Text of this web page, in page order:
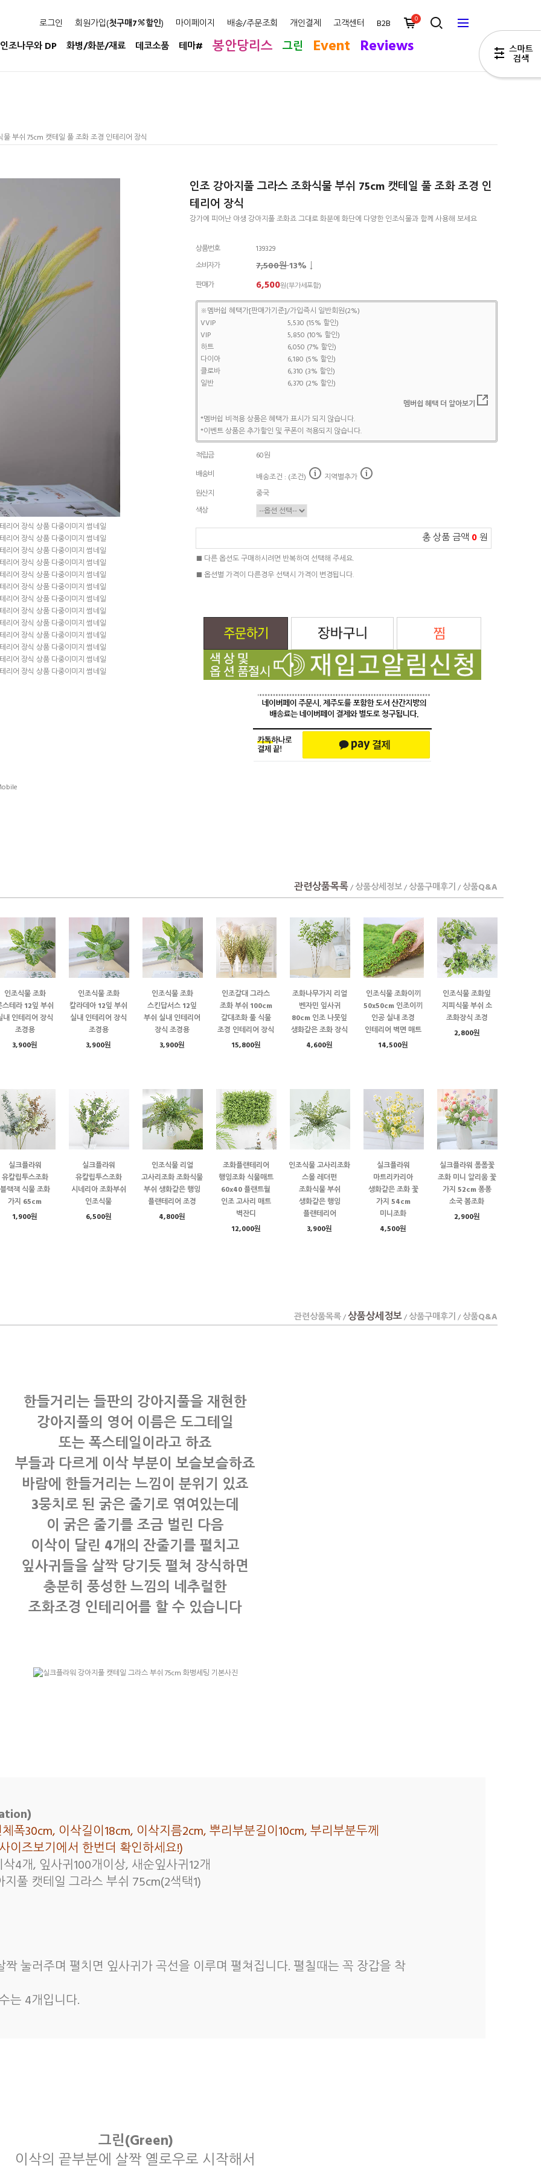
로그인 회원가입(첫구매7 할인) 마이페이지 배송/주문조회 개인결제 고객센터 B2B 0
인조나무와 DP 화병/화분/재료 데코소품 테마# 봉안당리스 그린 Event Reviews
부쉬 75cm 캣테일 풀 조화 조경 인테리어 장식
인조 강아지풀 그라스 조화식물 부쉬 75cm 캣테일 풀 조화 조경 인
테리어 장식
강가에 피어난 야생 강아지풀 조화죠 그대로 화분에 화단에 다양한 인조식물과 함께 사용해 보세요
상품번호
139329
소비자가
7,500원13% ↓
판매가 6,500원(부가세포함)
※멤버쉽 혜택가[판매가기준]/가입즉시 일반회원(2%)
VVIP
5,530 (15% 할인)
VIP
5,850 (10% 할인)
하트
6,050 (7% 할인)
다이아
6,180 (5% 할인)
클로바
6,310 (3% 할인)
일반
6,370 (2% 할인)
멤버쉽 혜택 더 알아보기
*멤버쉽 비적용 상품은 혜택가 표시가 되지 않습니다.
*이벤트 상품은 추가할인 및 쿠폰이 적용되지 않습니다.
적립금
60원
배송비
배송조건 : (조건)
지역별추가
원산지
중국
색상
총 상품 금액 0원
■ 다른 옵션도 구매하시려면 반복하여 선택해 주세요.
■ 옵션별 가격이 다른경우 선택시 가격이 변경됩니다.
관련상품목록/ 상품상세정보/ 상품구매후기 / 상품Q&A
인조식물 조화
스테라 12잎 부쉬
내 인테리어 장식
조경용
3,900원
인조식물 조화
칼라데아 12잎 부쉬
실내 인테리어 장식
조경용
3,900원
인조식물 조화
스킨답서스 12잎
부쉬 실내 인테리어
장식 조경용
3,900원
인조갈대 그라스
조화 부쉬 100cm
갈대조화 풀 식물
조경 인테리어 장식
15,800원
조화나무가지 리얼
벤자민 잎사귀
80cm 인조 나뭇잎
생화같은 조화 장식
4,600원
인조식물 조화이끼
50x50cm 인조이끼
인공 실내 조경
인테리어 벽면 매트
14,500원
인조식물 조화잎
지피식물 부쉬 소
조화장식 조경
2,800원
실크플라워
유칼립투스조화
블랙잭 식물 조화
가지 65cm
1,900원
실크플라워
유칼립투스조화
시네리아 조화부쉬
인조식물
6,500원
인조식물 리얼
고사리조화 조화식물
부쉬 생화같은 행잉
플랜테리어 조경
4,800원
조화플랜테리어
행잉조화 식물매트
60x40 플랜트월
인조 고사리 매트
벽잔디
12,000원
인조식물 고사리조화
스몰 레더펀
조화식물 부쉬
생화같은 행잉
플랜테리어
3,900원
실크플라워
마트리카리아
생화같은 조화 꽃
가지 54cm
미니조화
4,500원
실크플라워 폼폼꽃
조화 미니 알리움 꽃
가지 52cm 퐁퐁
소국 봄조화
2,900원
관련상품목록/상품상세정보/ 상품구매후기 / 상품Q&A
한들거리는 들판의 강아지풀을 재현한
강아지풀의 영어 이름은 도그테일
또는 폭스테일이라고 하죠
부들과 다르게 이삭 부분이 보슬보슬하죠
바람에 한들거리는 느낌이 분위기 있죠
3뭉치로 된 굵은 줄기로 엮여있는데
이 굵은 줄기를 조금 벌린 다음
이삭이 달린 4개의 잔줄기를 펼치고
잎사귀들을 살짝 당기듯 펼쳐 장식하면
충분히 풍성한 느낌의 네추럴한
조화조경 인테리어를 할 수 있습니다
폭30cm, 이삭길이18cm, 이삭지름2cm, 뿌리부분길이10cm, 부리부분두께
이즈보기에서 한번더 확인하세요!)
4개, 잎사귀100개이상, 새순잎사귀12개
풀 캣테일 그라스 부쉬 75cm(2색택1)
눌러주며 펼치면 잎사귀가 곡선을 이루며 펼쳐집니다. 펼칠때는 꼭 장갑을 착
는 4개입니다.
그린(Green)
이삭의 끝부분에 살짝 옐로우로 시작해서